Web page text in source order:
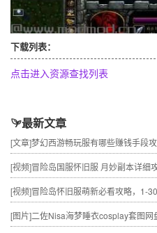
下载列表：
点击进入资源查找列表
最新文章
[文章]梦幻西游畅玩服有哪些赚钱手段攻
[视频]冒险岛国服怀旧服 月妙副本详细攻
[视频]冒险岛怀旧服萌新必看攻略，1-
[图片]二佐Nisa海梦睡衣cosplay套图网